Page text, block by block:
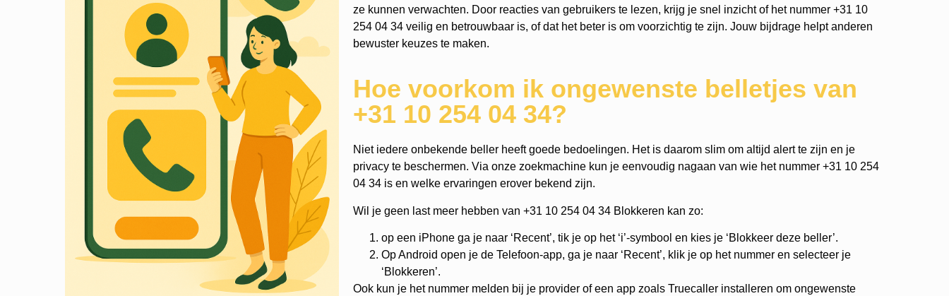
ze kunnen verwachten. Door reacties van gebruikers te lezen, krijg je snel inzicht of het nummer +31 10
254 04 34 veilig en betrouwbaar is, of dat het beter is om voorzichtig te zijn. Jouw bijdrage helpt anderen
bewuster keuzes te maken.
Hoe voorkom ik ongewenste belletjes van
+31 10 254 04 34?
Niet iedere onbekende beller heeft goede bedoelingen. Het is daarom slim om altijd alert te zijn en je
privacy te beschermen. Via onze zoekmachine kun je eenvoudig nagaan van wie het nummer +31 10 254
04 34 is en welke ervaringen erover bekend zijn.
Wil je geen last meer hebben van +31 10 254 04 34 Blokkeren kan zo:
op een iPhone ga je naar ‘Recent’, tik je op het ‘i’-symbool en kies je ‘Blokkeer deze beller’.
Op Android open je de Telefoon-app, ga je naar ‘Recent’, klik je op het nummer en selecteer je
‘Blokkeren’.
Ook kun je het nummer melden bij je provider of een app zoals Truecaller installeren om ongewenste